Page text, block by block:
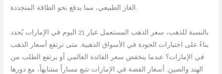
الغاز الطبيعي، مما يدفع نحو الطاقة المتجددة.
بالنسبة للذهب، سعر الذهب المستعمل عيار 21 اليوم في الإمارات يُحدد
بناءً على اختبارات الجودة في الأسواق الذهبية. متى ترتفع أسعار الذهب
في الإمارات؟ عندما ينخفض سعر الفائدة العالمي أو يرتفع الطلب من
الهند والصين. أسعار الفضة في الإمارات تتبع مساراً مشابهاً، مع دورها